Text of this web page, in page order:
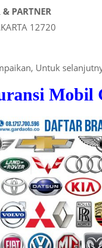
& PARTNER
12720
Untuk
Mobil